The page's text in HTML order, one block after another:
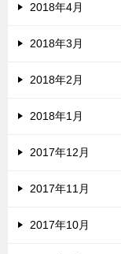
2018年4月
2018年3月
2018年2月
2018年1月
2017年12月
2017年11月
2017年10月